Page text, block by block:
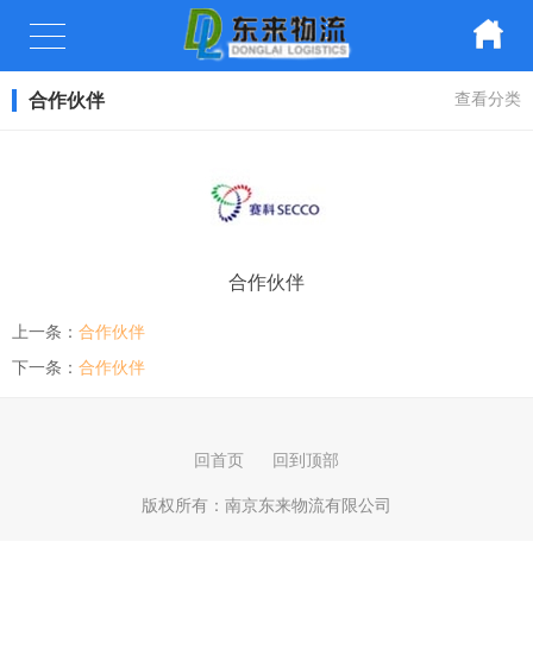
合作伙伴 查看分类
合作伙伴
上一条： 合作伙伴
下一条： 合作伙伴
回首页 回到顶部
版权所有： 南京东来物流有限公司